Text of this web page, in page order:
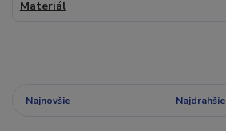
Materiál
Najnovšie Najdrahšie